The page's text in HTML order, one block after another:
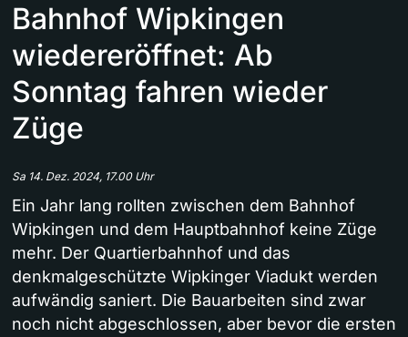
Bahnhof Wipkingen
wiedereröffnet: Ab
Sonntag fahren wieder
Züge
Sa 14. Dez. 2024, 17.00 Uhr
Ein Jahr lang rollten zwischen dem Bahnhof
Wipkingen und dem Hauptbahnhof keine Züge
mehr. Der Quartierbahnhof und das
denkmalgeschützte Wipkinger Viadukt werden
aufwändig saniert. Die Bauarbeiten sind zwar
noch nicht abgeschlossen, aber bevor die ersten